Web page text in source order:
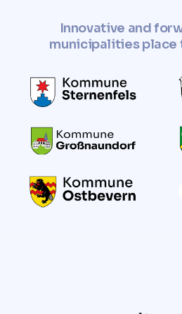
Innovative and
municipalities place